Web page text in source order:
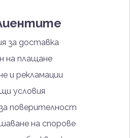
за доставка
на плащане
и рекламации
условия
поверителност
на спорове